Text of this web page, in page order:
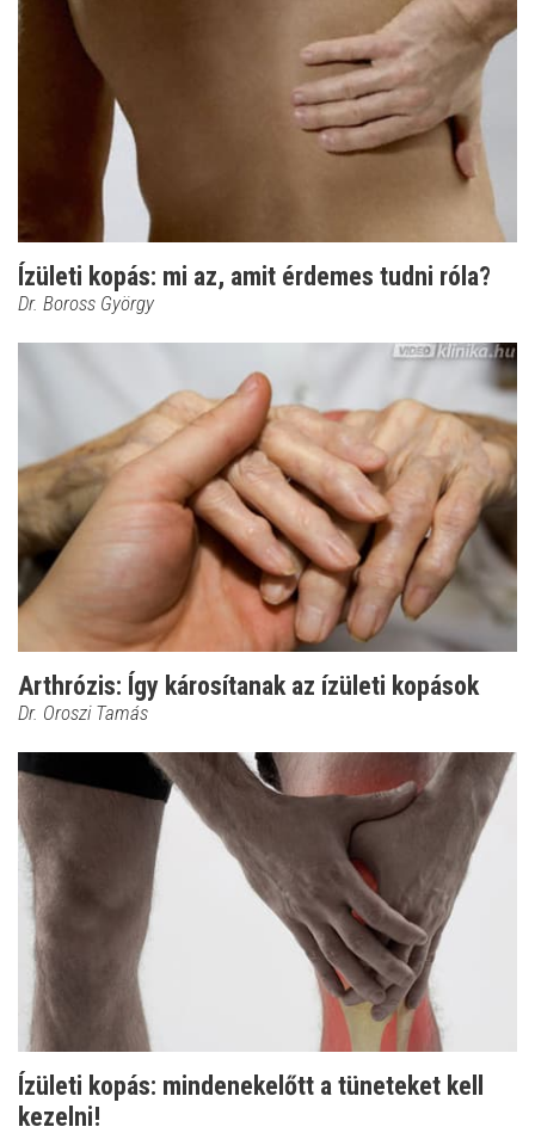
Ízületi kopás: mi az, amit érdemes tudni róla?
Dr. Boross György
Arthrózis: Így károsítanak az ízületi kopások
Dr. Oroszi Tamás
Ízületi kopás: mindenekelőtt a tüneteket kell
kezelni!